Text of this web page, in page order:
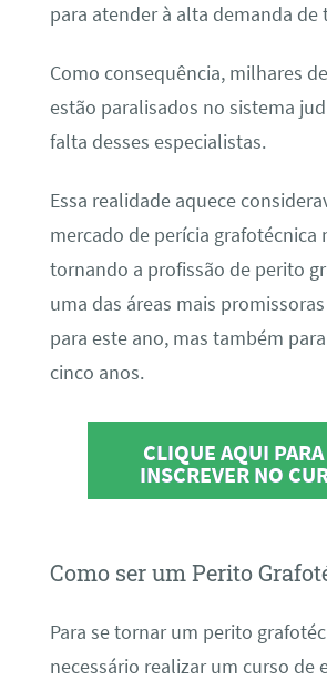
para atender à alta demanda de
Como consequência, milhares
estão paralisados no sistema
falta desses especialistas.
Essa realidade aquece
mercado de perícia grafotécnica
tornando a profissão de perito
uma das áreas mais
para este ano, mas também
cinco anos.
CLIQUE AQUI PARA
INSCREVER NO
Como ser um Perito
Para se tornar um perito
necessário realizar um curso de